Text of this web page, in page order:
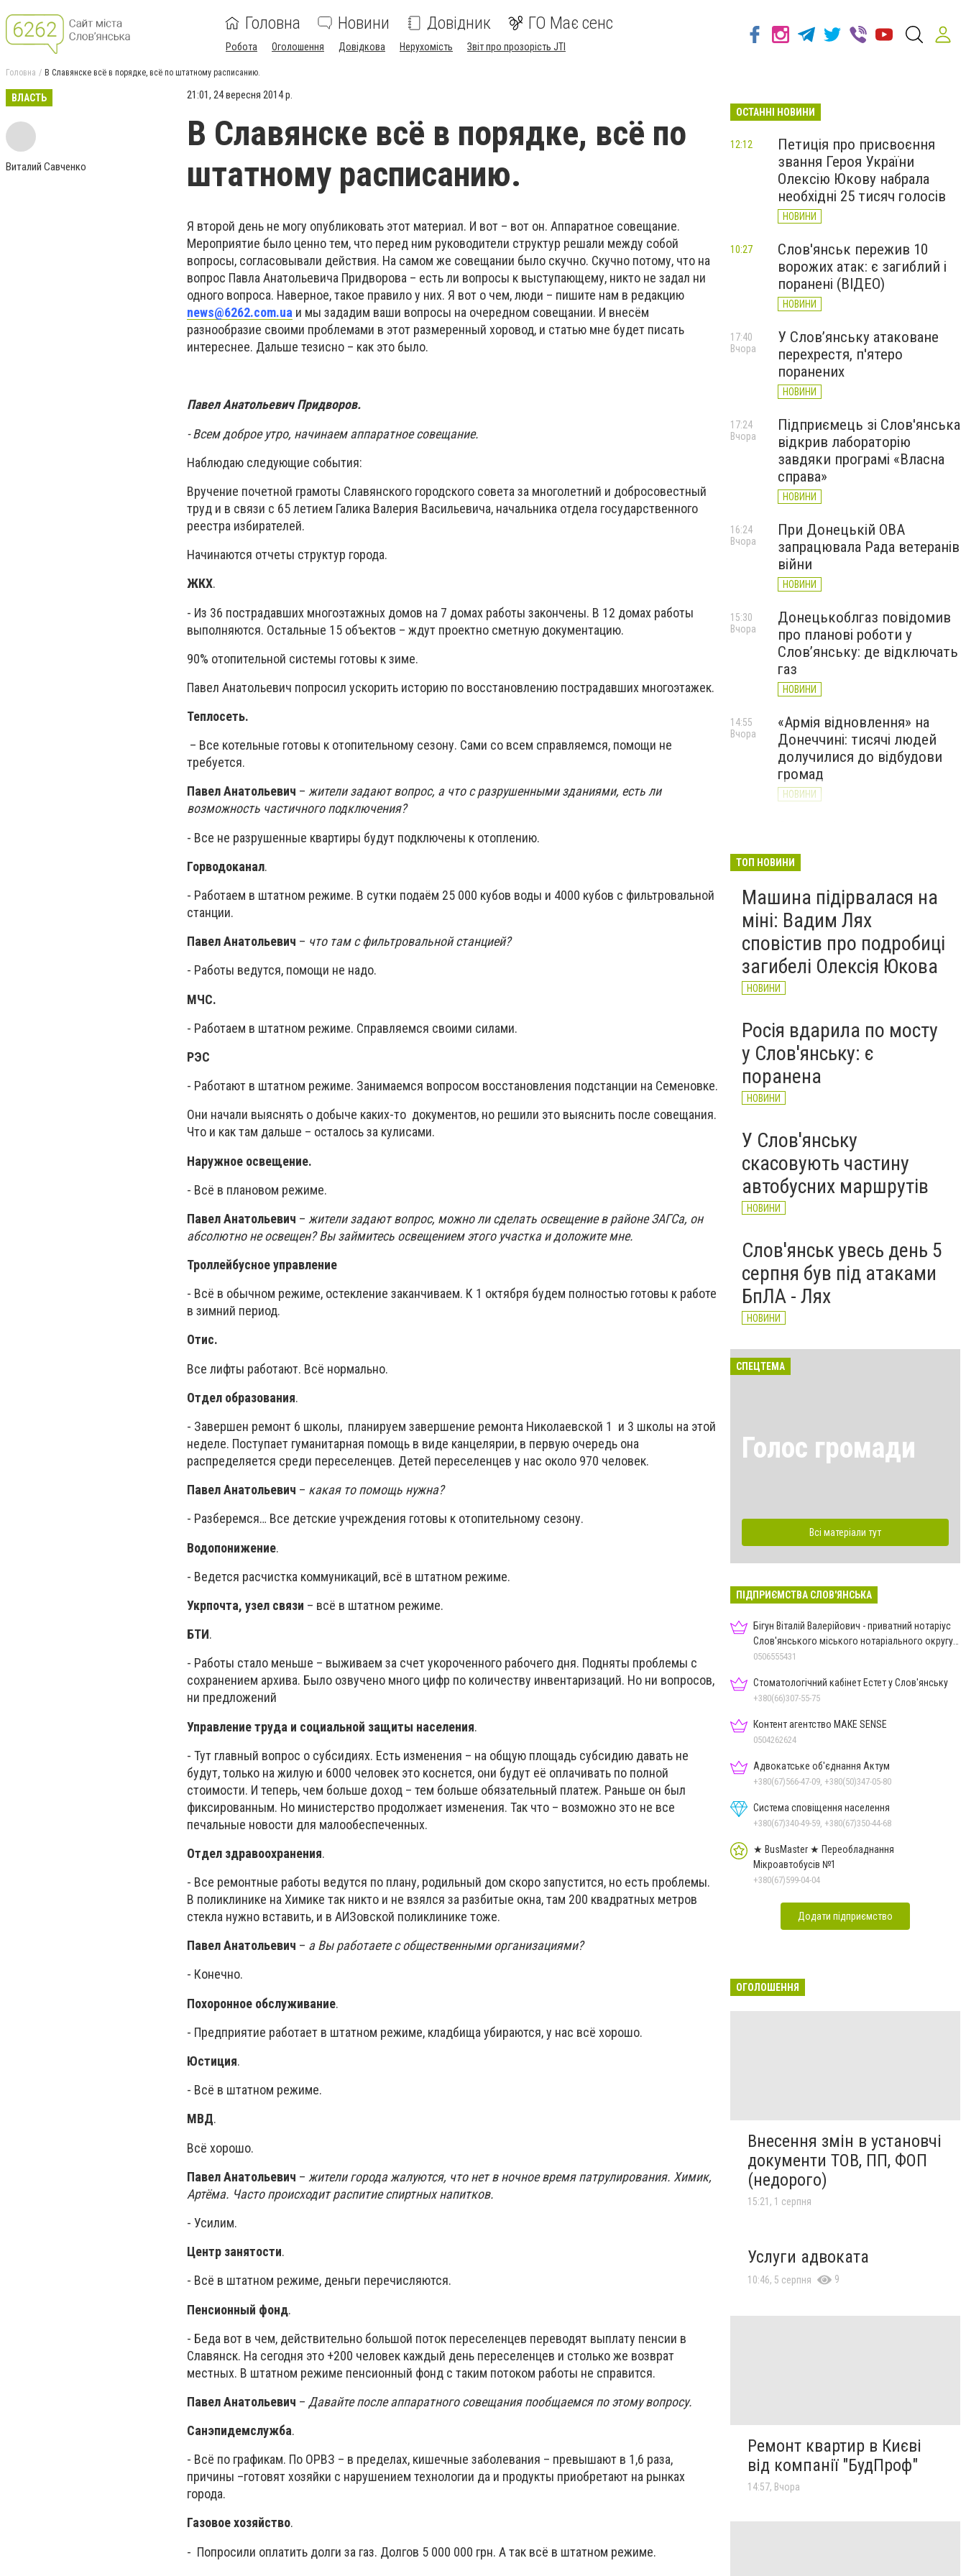
Головна Новини Довідник ГО Має сенс
Робота Оголошення Довідкова Нерухомість Звіт про прозорість JTI
Головна В Славянске всё в порядке, всё по штатному расписанию.
ВЛАСТЬ
Виталий Савченко
21:01, 24 вересня 2014 р.
В Славянске всё в порядке, всё по
штатному расписанию.
Я второй день не могу опубликовать этот материал. И вот – вот он. Аппаратное совещание.
Мероприятие было ценно тем, что перед ним руководители структур решали между собой
вопросы, согласовывали действия. На самом же совещании было скучно. Скучно потому, что на
вопрос Павла Анатольевича Придворова – есть ли вопросы к выступающему, никто не задал ни
одного вопроса. Наверное, такое правило у них. Я вот о чем, люди – пишите нам в редакцию
news@6262.com.ua и мы зададим ваши вопросы на очередном совещании. И внесём
разнообразие своими проблемами в этот размеренный хоровод, и статью мне будет писать
интереснее. Дальше тезисно – как это было.
Павел Анатольевич Придворов.
- Всем доброе утро, начинаем аппаратное совещание.
Наблюдаю следующие события:
Вручение почетной грамоты Славянского городского совета за многолетний и добросовестный
труд и в связи с 65 летием Галика Валерия Васильевича, начальника отдела государственного
реестра избирателей.
Начинаются отчеты структур города.
ЖКХ.
- Из 36 пострадавших многоэтажных домов на 7 домах работы закончены. В 12 домах работы
выполняются. Остальные 15 объектов – ждут проектно сметную документацию.
90% отопительной системы готовы к зиме.
Павел Анатольевич попросил ускорить историю по восстановлению пострадавших многоэтажек.
Теплосеть.
– Все котельные готовы к отопительному сезону. Сами со всем справляемся, помощи не
требуется.
Павел Анатольевич – жители задают вопрос, а что с разрушенными зданиями, есть ли
возможность частичного подключения?
- Все не разрушенные квартиры будут подключены к отоплению.
Горводоканал.
- Работаем в штатном режиме. В сутки подаём 25 000 кубов воды и 4000 кубов с фильтровальной
станции.
Павел Анатольевич – что там с фильтровальной станцией?
- Работы ведутся, помощи не надо.
МЧС.
- Работаем в штатном режиме. Справляемся своими силами.
РЭС
- Работают в штатном режиме. Занимаемся вопросом восстановления подстанции на Семеновке.
Они начали выяснять о добыче каких-то документов, но решили это выяснить после совещания.
Что и как там дальше – осталось за кулисами.
Наружное освещение.
- Всё в плановом режиме.
Павел Анатольевич – жители задают вопрос, можно ли сделать освещение в районе ЗАГСа, он
абсолютно не освещен? Вы займитесь освещением этого участка и доложите мне.
Троллейбусное управление
- Всё в обычном режиме, остекление заканчиваем. К 1 октября будем полностью готовы к работе
в зимний период.
Отис.
Все лифты работают. Всё нормально.
Отдел образования.
- Завершен ремонт 6 школы, планируем завершение ремонта Николаевской 1 и 3 школы на этой
неделе. Поступает гуманитарная помощь в виде канцелярии, в первую очередь она
распределяется среди переселенцев. Детей переселенцев у нас около 970 человек.
Павел Анатольевич – какая то помощь нужна?
- Разберемся… Все детские учреждения готовы к отопительному сезону.
Водопонижение.
- Ведется расчистка коммуникаций, всё в штатном режиме.
Укрпочта, узел связи – всё в штатном режиме.
БТИ.
- Работы стало меньше – выживаем за счет укороченного рабочего дня. Подняты проблемы с
сохранением архива. Было озвучено много цифр по количеству инвентаризаций. Но ни вопросов,
ни предложений
Управление труда и социальной защиты населения.
- Тут главный вопрос о субсидиях. Есть изменения – на общую площадь субсидию давать не
будут, только на жилую и 6000 человек это коснется, они будут её оплачивать по полной
стоимости. И теперь, чем больше доход – тем больше обязательный платеж. Раньше он был
фиксированным. Но министерство продолжает изменения. Так что – возможно это не все
печальные новости для малообеспеченных.
Отдел здравоохранения.
- Все ремонтные работы ведутся по плану, родильный дом скоро запустится, но есть проблемы.
В поликлинике на Химике так никто и не взялся за разбитые окна, там 200 квадратных метров
стекла нужно вставить, и в АИЗовской поликлинике тоже.
Павел Анатольевич – а Вы работаете с общественными организациями?
- Конечно.
Похоронное обслуживание.
- Предприятие работает в штатном режиме, кладбища убираются, у нас всё хорошо.
Юстиция.
- Всё в штатном режиме.
МВД.
Всё хорошо.
Павел Анатольевич – жители города жалуются, что нет в ночное время патрулирования. Химик,
Артёма. Часто происходит распитие спиртных напитков.
- Усилим.
Центр занятости.
- Всё в штатном режиме, деньги перечисляются.
Пенсионный фонд.
- Беда вот в чем, действительно большой поток переселенцев переводят выплату пенсии в
Славянск. На сегодня это +200 человек каждый день переселенцев и столько же возврат
местных. В штатном режиме пенсионный фонд с таким потоком работы не справится.
Павел Анатольевич – Давайте после аппаратного совещания пообщаемся по этому вопросу.
Санэпидемслужба.
- Всё по графикам. По ОРВЗ – в пределах, кишечные заболевания – превышают в 1,6 раза,
причины –готовят хозяйки с нарушением технологии да и продукты приобретают на рынках
города.
Газовое хозяйство.
- Попросили оплатить долги за газ. Долгов 5 000 000 грн. А так всё в штатном режиме.
ОСТАННІ НОВИНИ
Петиція про присвоєння
звання Героя України
Олексію Юкову набрала
необхідні 25 тисяч голосів
НОВИНИ
12:12
Слов'янськ пережив 10
ворожих атак: є загиблий і
поранені (ВІДЕО)
НОВИНИ
10:27
У Слов’янську атаковане
перехрестя, п'ятеро
поранених
НОВИНИ
17:40
Вчора
Підприємець зі Слов'янська
відкрив лабораторію
завдяки програмі «Власна
справа»
НОВИНИ
17:24
Вчора
При Донецькій ОВА
запрацювала Рада ветеранів
війни
НОВИНИ
16:24
Вчора
Донецькоблгаз повідомив
про планові роботи у
Слов’янську: де відключать
газ
НОВИНИ
15:30
Вчора
«Армія відновлення» на
Донеччині: тисячі людей
долучилися до відбудови
громад
НОВИНИ
14:55
Вчора
працюють на Донеччині
НОВИНИ
ТОП НОВИНИ
Машина підірвалася на
міні: Вадим Лях
сповістив про подробиці
загибелі Олексія Юкова
НОВИНИ
Росія вдарила по мосту
у Слов'янську: є
поранена
НОВИНИ
У Слов'янську
скасовують частину
автобусних маршрутів
НОВИНИ
Слов'янськ увесь день 5
серпня був під атаками
БпЛА - Лях
НОВИНИ
СПЕЦТЕМА
Голос громади
Всі матеріали тут
ПІДПРИЄМСТВА СЛОВ'ЯНСЬКА
Бігун Віталій Валерійович - приватний нотаріус
Слов'янського міського нотаріального округу
Дон.обл.
0506555431
Стоматологічний кабінет Естет у Слов'янську
+380(66)307-55-75
Контент агентство MAKE SENSE
0504262624
Адвокатське об'єднання Актум
+380(67)566-47-09, +380(50)347-05-80
Система сповіщення населення
+380(67)340-49-59, +380(67)350-44-68
★ BusMaster ★ Переобладнання
Мікроавтобусів №1
+380(67)599-04-04
Додати підприємство
ОГОЛОШЕННЯ
Внесення змін в установчі
документи ТОВ, ПП, ФОП
(недорого)
15:21, 1 серпня
Услуги адвоката
10:46, 5 серпня 9
Ремонт квартир в Києві
від компанії "БудПроф"
14:57, Вчора